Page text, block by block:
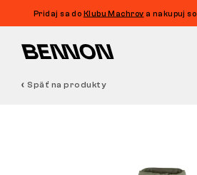
Pridaj sa do Klubu Machrov a nakupuj so
Späť na produkty